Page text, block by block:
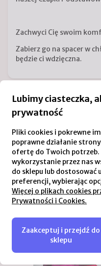
Zachwyci Cię swoim
Zabierz go na spacer w
będzie ci wdzięczna.
Skład
Szczegóły produktu
Wskazówki
Produkcja
Podobne produkty
Lubimy ciasteczka,
prywatność
Pliki cookies i pokrewne
poprawne działanie
ofertę do Twoich potrzeb.
wykorzystanie przez nas
do sklepu lub dostosować
preferencji, wybierając
Więcej o plikach cookies
Prywatności i Cookies.
Zaakceptuj i przejdź do
sklepu